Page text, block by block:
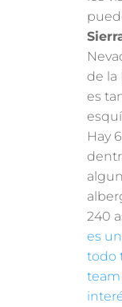
de la
es
Hay
240
es
todo